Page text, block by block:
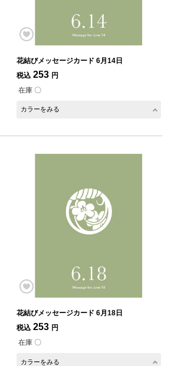
花結びメッセージカード 6月14日
税込 253 円
在庫 〇
カラーをみる
花結びメッセージカード 6月18日
税込 253 円
在庫 〇
カラーをみる